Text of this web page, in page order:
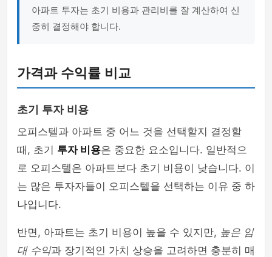
아파트 투자는 초기 비용과 관리비를 잘 계산하여 신
중히 결정해야 합니다.
가격과 수익률 비교
초기 투자 비용
오피스텔과 아파트 중 어느 것을 선택할지 결정할
때, 초기 투자 비용은 중요한 요소입니다. 일반적으
로 오피스텔은 아파트보다 초기 비용이 낮습니다. 이
는 많은 투자자들이 오피스텔을 선택하는 이유 중 하
나입니다.
반면, 아파트는 초기 비용이 높을 수 있지만, 높은 임
대 수익과 장기적인 가치 상승을 고려하면 충분히 매